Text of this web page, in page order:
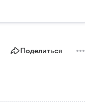
Поделиться